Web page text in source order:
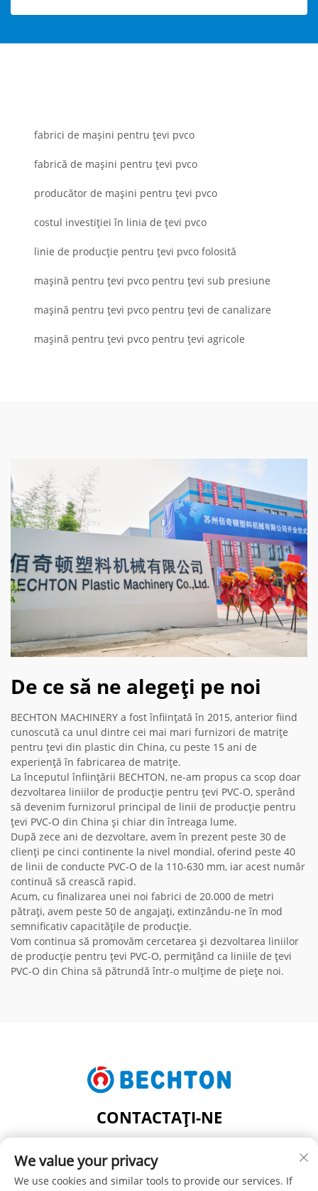
fabrici de mașini pentru țevi pvco
fabrică de mașini pentru țevi pvco
producător de mașini pentru țevi pvco
costul investiției în linia de țevi pvco
linie de producție pentru țevi pvco folosită
mașină pentru țevi pvco pentru țevi sub presiune
mașină pentru țevi pvco pentru țevi de canalizare
mașină pentru țevi pvco pentru țevi agricole
De ce să ne alegeți pe noi
BECHTON MACHINERY a fost înființată în 2015, anterior fiind
cunoscută ca unul dintre cei mai mari furnizori de matrițe
pentru țevi din plastic din China, cu peste 15 ani de
experiență în fabricarea de matrițe.
La începutul înființării BECHTON, ne-am propus ca scop doar
dezvoltarea liniilor de producție pentru țevi PVC-O, sperând
să devenim furnizorul principal de linii de producție pentru
țevi PVC-O din China și chiar din întreaga lume.
După zece ani de dezvoltare, avem în prezent peste 30 de
clienți pe cinci continente la nivel mondial, oferind peste 40
de linii de conducte PVC-O de la 110-630 mm, iar acest număr
continuă să crească rapid.
Acum, cu finalizarea unei noi fabrici de 20.000 de metri
pătrați, avem peste 50 de angajați, extinzându-ne în mod
semnificativ capacitățile de producție.
Vom continua să promovăm cercetarea și dezvoltarea liniilor
de producție pentru țevi PVC-O, permițând ca liniile de țevi
PVC-O din China să pătrundă într-o mulțime de piețe noi.
CONTACTAȚI-NE
ORAȘUL ZHANGJIAGANG, JUDEȚUL JIANGSU, CHINA
Tel:+86-13962240078
We value your privacy
We use cookies and similar tools to provide our services. If